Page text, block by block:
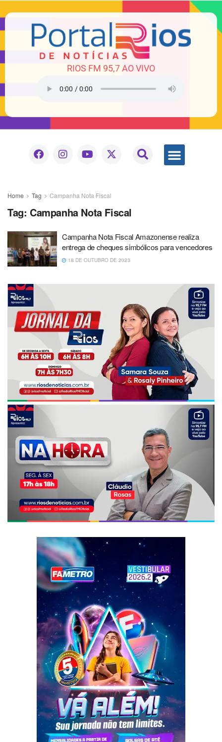
RIOS FM 95,7 AO VIVO
Home Tag Campanha Nota Fiscal
Tag: Campanha Nota Fiscal
Campanha Nota Fiscal Amazonense realiza
entrega de cheques simbólicos para vencedores
18 DE OUTUBRO DE 2023